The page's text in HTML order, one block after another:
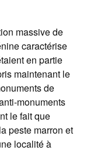
massive de
caractérise
en partie
maintenant le
de
monuments
le fait que
peste marron et
localité à